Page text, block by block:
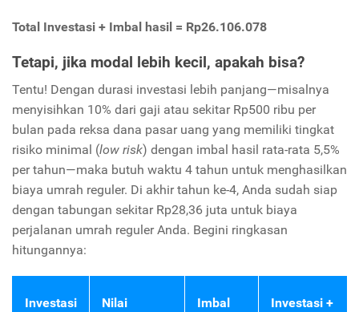
Total Investasi + Imbal hasil = Rp26.106.078
Tetapi, jika modal lebih kecil, apakah bisa?
Tentu! Dengan durasi investasi lebih panjang—misalnya
menyisihkan 10% dari gaji atau sekitar Rp500 ribu per
bulan pada reksa dana pasar uang yang memiliki tingkat
risiko minimal (low risk) dengan imbal hasil rata-rata 5,5%
per tahun—maka butuh waktu 4 tahun untuk menghasilkan
biaya umrah reguler. Di akhir tahun ke-4, Anda sudah siap
dengan tabungan sekitar Rp28,36 juta untuk biaya
perjalanan umrah reguler Anda. Begini ringkasan
hitungannya:
Investasi
Nilai
Imbal
Investasi +